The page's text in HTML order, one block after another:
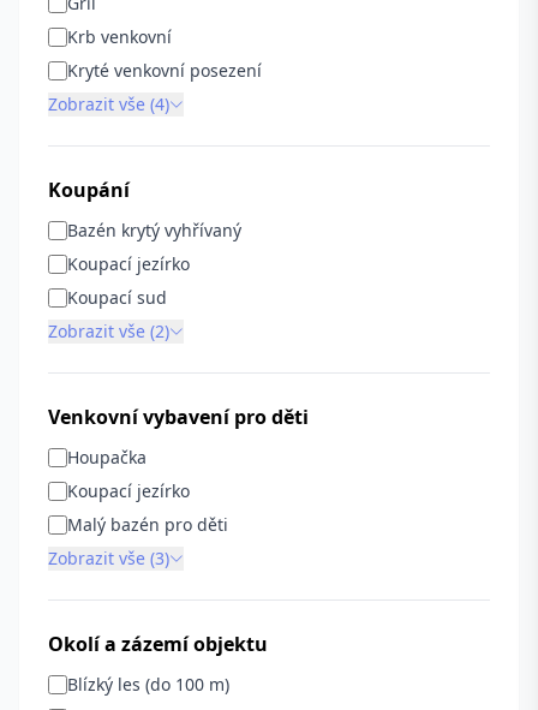
Krb venkovní
Kryté venkovní posezení
Zobrazit vše (4)
Koupání
Bazén krytý vyhřívaný
Koupací jezírko
Koupací sud
Zobrazit vše (2)
Venkovní vybavení pro děti
Houpačka
Koupací jezírko
Malý bazén pro děti
Zobrazit vše (3)
Okolí a zázemí objektu
Blízký les (do 100 m)